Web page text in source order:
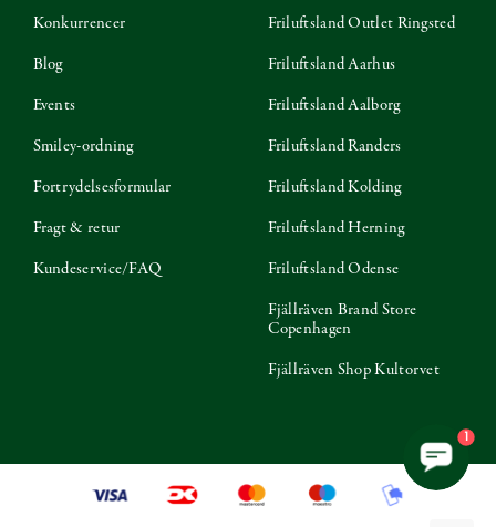
Konkurrencer
Blog
Events
Smiley-ordning
Fortrydelsesformular
Fragt & retur
Kundeservice/FAQ
Friluftsland Outlet Ringsted
Friluftsland Aarhus
Friluftsland Aalborg
Friluftsland Randers
Friluftsland Kolding
Friluftsland Herning
Friluftsland Odense
Fjällräven Brand Store
Copenhagen
Fjällräven Shop Kultorvet
1